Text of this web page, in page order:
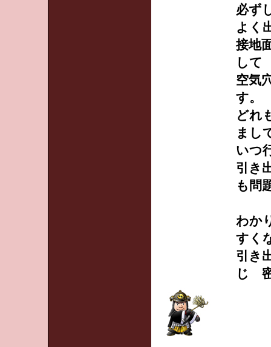
必ず
よく
接地
して
空気
す。
どれ
まし
いつ
引き
も問
わか
すく
引き
じ